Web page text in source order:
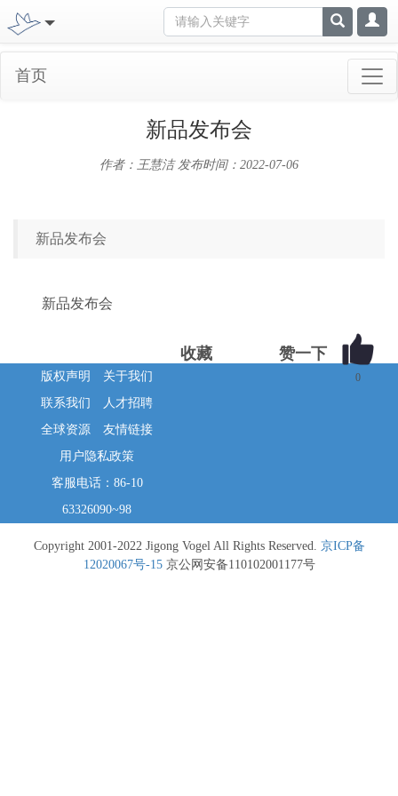
首页
新品发布会
作者：王慧洁 发布时间：2022-07-06
新品发布会
新品发布会
0
收藏
版权声明
关于我们
联系我们
人才招聘
全球资源
友情链接
用户隐私政策
客服电话：86-10
63326090~98
Copyright 2001-2022 Jigong Vogel All Rights Reserved. 京ICP备
12020067号-15京公网安备110102001177号